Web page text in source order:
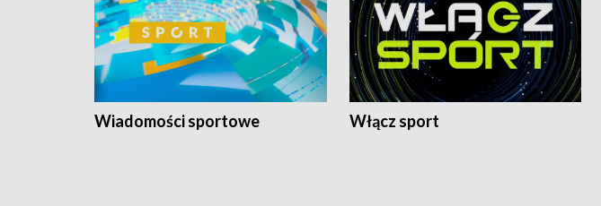
Wiadomości sportowe Włącz sport